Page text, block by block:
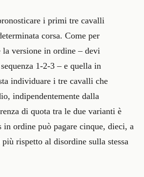
i primi tre cavalli
corsa. Come per
la versione in ordine – devi
1-2-3 – e quella in
individuare i tre cavalli che
indipendentemente dalla
di quota tra le due varianti è
in ordine può pagare cinque, dieci, a
rispetto al disordine sulla stessa